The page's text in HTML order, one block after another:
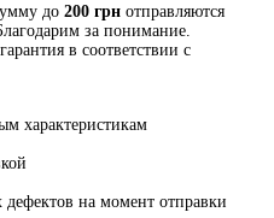
до 200 грн отправляются
за понимание.
в соответствии с
характеристикам
на момент отправки